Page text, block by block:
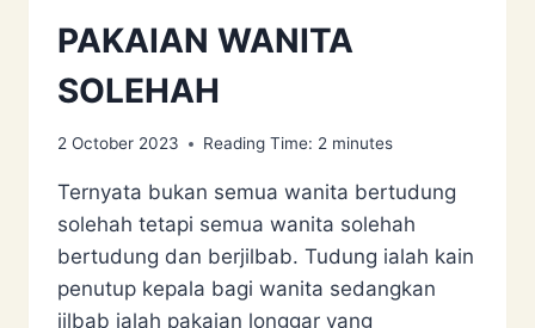
PAKAIAN WANITA
SOLEHAH
2 October 2023 Reading Time: 2 minutes
Ternyata bukan semua wanita bertudung
solehah tetapi semua wanita solehah
bertudung dan berjilbab. Tudung ialah kain
penutup kepala bagi wanita sedangkan
jilbab ialah pakaian longgar yang